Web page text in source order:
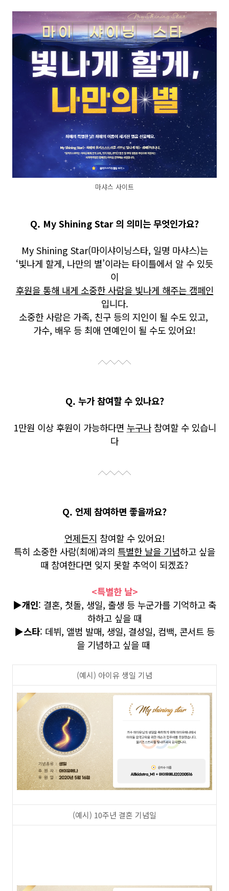
마샤스 사이트
Q. My Shining Star 의 의미는 무엇인가요?
My Shining Star(마이샤이닝스타, 일명 마샤스)는
‘빛나게 할게, 나만의 별’이라는 타이틀에서 알 수 있듯
이
후원을 통해 내게 소중한 사람을 빛나게 해주는 캠페인
입니다.
소중한 사람은 가족, 친구 등의 지인이 될 수도 있고,
가수, 배우 등 최애 연예인이 될 수도 있어요!
Q. 누가 참여할 수 있나요?
1만원 이상 후원이 가능하다면 누구나참여할 수 있습니
다
Q. 언제 참여하면 좋을까요?
언제든지 참여할 수 있어요!
특히 소중한 사람(최애)과의 특별한 날을 기념하고 싶을
때 참여한다면 잊지 못할 추억이 되겠죠?
<특별한 날>
▶개인: 결혼, 첫돌, 생일, 출생 등 누군가를 기억하고 축
하하고 싶을 때
▶스타: 데뷔, 앨범 발매, 생일, 결성일, 컴백, 콘서트 등
을 기념하고 싶을 때
(예시) 아이유 생일 기념
(예시) 10주년 결혼 기념일